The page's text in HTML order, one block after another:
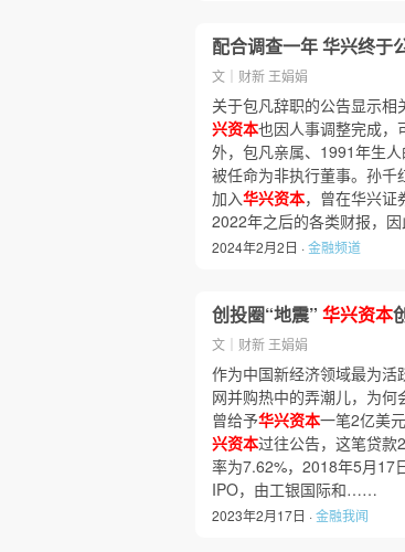
配合调查一年 华兴终于
文｜财新 王娟娟
关于包凡辞职的公告显示相
兴资本也因人事调整完成
外，包凡亲属、1991年生
被任命为非执行董事。孙千
加入华兴资本，曾在华兴证
2022年之后的各类财报，
2024年2月2日 ·金融频道
创投圈“地震” 华兴资本
文｜财新 王娟娟
作为中国新经济领域最为活
网并购热中的弄潮儿，为
曾给予华兴资本一笔2亿美
兴资本过往公告，这笔贷款
率为7.62%，2018年5月17
IPO，由工银国际和……
2023年2月17日 ·金融我闻